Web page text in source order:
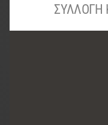
ΣΥΛΛΟΓΉ